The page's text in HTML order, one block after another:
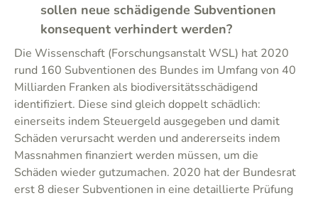
sollen neue schädigende Subventionen
konsequent verhindert werden?
Die Wissenschaft (Forschungsanstalt WSL) hat 2020
rund 160 Subventionen des Bundes im Umfang von 40
Milliarden Franken als biodiversitätsschädigend
identifiziert. Diese sind gleich doppelt schädlich:
einerseits indem Steuergeld ausgegeben und damit
Schäden verursacht werden und andererseits indem
Massnahmen finanziert werden müssen, um die
Schäden wieder gutzumachen. 2020 hat der Bundesrat
erst 8 dieser Subventionen in eine detaillierte Prüfung